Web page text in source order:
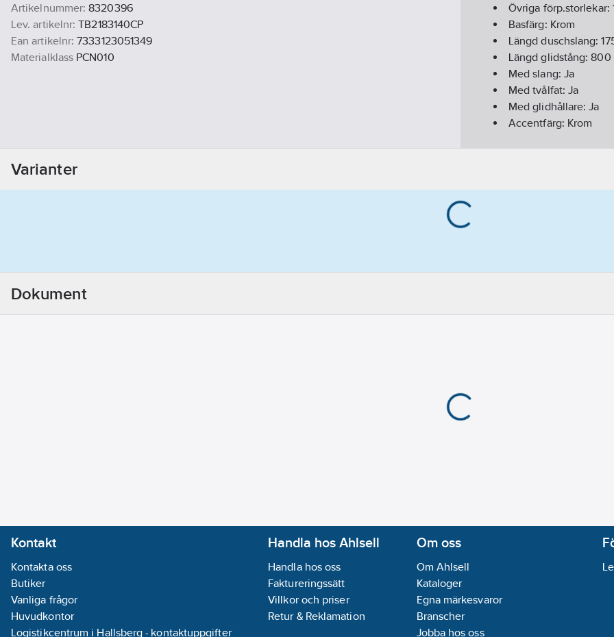
Artikelnummer: 8320396
Lev. artikelnr: TB2183140CP
Ean artikelnr: 7333123051349
Materialklass PCN010
Övriga förp.storlekar:
Basfärg: Krom
Längd duschslang:
Längd glidstång:800
Med slang: Ja
Med tvålfat:Ja
Med glidhållare:Ja
Accentfärg: Krom
Slanganslutning:1/2"
Varianter
Dokument
Kontakt
Kontakta oss
Butiker
Vanliga frågor
Huvudkontor
Logistikcentrum i Hallsberg - kontaktuppgifter
Handla hos Ahlsell
Handla hos oss
Faktureringssätt
Villkor och priser
Retur & Reklamation
Om oss
Om Ahlsell
Kataloger
Egna märkesvaror
Branscher
Jobba hos oss